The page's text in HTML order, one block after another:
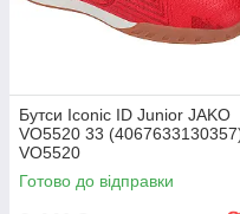
Бутси Iconic ID Junior JAKO
VO5520 33
VO5520
Готово до відправки